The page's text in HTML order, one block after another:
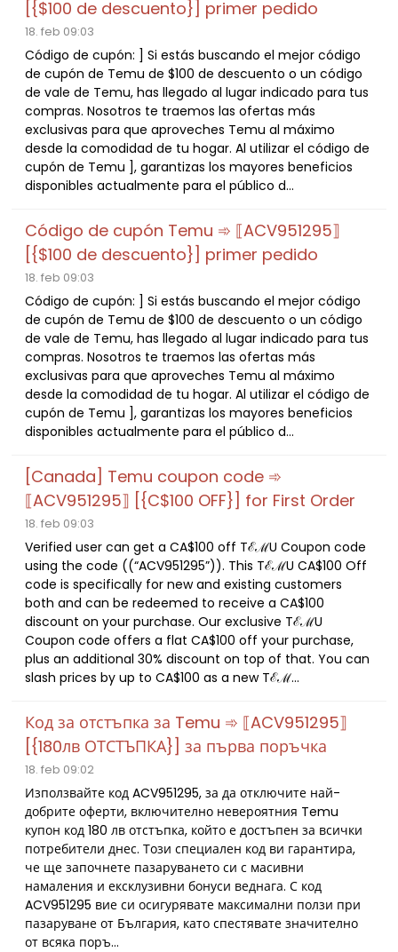
[{$100 de descuento}] primer pedido
18. feb 09:03
Código de cupón: ] Si estás buscando el mejor código
de cupón de Temu de $100 de descuento o un código
de vale de Temu, has llegado al lugar indicado para tus
compras. Nosotros te traemos las ofertas más
exclusivas para que aproveches Temu al máximo
desde la comodidad de tu hogar. Al utilizar el código de
cupón de Temu ], garantizas los mayores beneficios
disponibles actualmente para el público d...
Código de cupón Temu ➾ ⟦ACV951295⟧
[{$100 de descuento}] primer pedido
18. feb 09:03
Código de cupón: ] Si estás buscando el mejor código
de cupón de Temu de $100 de descuento o un código
de vale de Temu, has llegado al lugar indicado para tus
compras. Nosotros te traemos las ofertas más
exclusivas para que aproveches Temu al máximo
desde la comodidad de tu hogar. Al utilizar el código de
cupón de Temu ], garantizas los mayores beneficios
disponibles actualmente para el público d...
[Canada] Temu coupon code ➾
⟦ACV951295⟧ [{C$100 OFF}] for First Order
18. feb 09:03
Verified user can get a CA$100 off TℰℳU Coupon code
using the code ((“ACV951295”)). This TℰℳU CA$100 Off
code is specifically for new and existing customers
both and can be redeemed to receive a CA$100
discount on your purchase. Our exclusive TℰℳU
Coupon code offers a flat CA$100 off your purchase,
plus an additional 30% discount on top of that. You can
slash prices by up to CA$100 as a new Tℰℳ...
Код за отстъпка за Temu ➾ ⟦ACV951295⟧
[{180лв ОТСТЪПКА}] за първа поръчка
18. feb 09:02
Използвайте код ACV951295, за да отключите най-
добрите оферти, включително невероятния Temu
купон код 180 лв отстъпка, който е достъпен за всички
потребители днес. Този специален код ви гарантира,
че ще започнете пазаруването си с масивни
намаления и ексклузивни бонуси веднага. С код
ACV951295 вие си осигурявате максимални ползи при
пазаруване от България, като спестявате значително
от всяка поръ...